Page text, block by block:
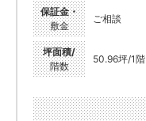
保証金・
敷金
ご相談
坪面積/
階数
50.96坪/1階